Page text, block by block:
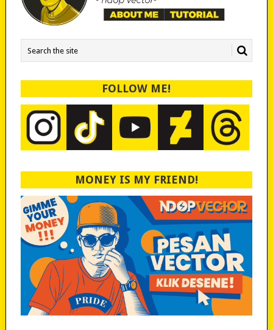
FOLLOW ME!
MONEY IS MY FRIEND!